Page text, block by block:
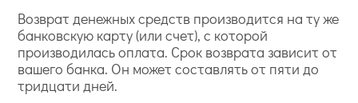
Возврат денежных средств производится на ту же
банковскую карту (или счет), с которой
производилась оплата. Срок возврата зависит от
вашего банка. Он может составлять от пяти до
тридцати дней.